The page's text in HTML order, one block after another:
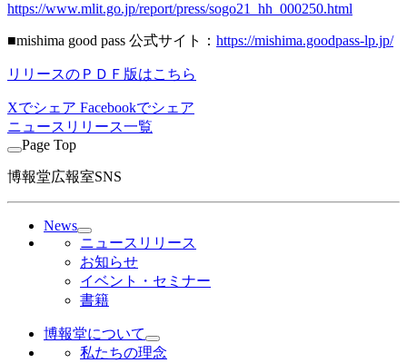
https://www.mlit.go.jp/report/press/sogo21_hh_000250.html
■mishima good pass 公式サイト： https://mishima.goodpass-lp.jp/
リリースのＰＤＦ版はこちら
Xでシェア Facebookでシェア
ニュースリリース一覧
Page Top
博報堂広報室SNS
News
ニュースリリース
お知らせ
イベント・セミナー
書籍
博報堂について
私たちの理念